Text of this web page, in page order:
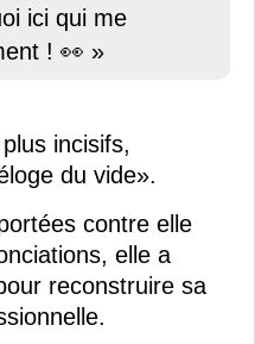
ici qui me
! 👀 »
incisifs,
du vide».
contre elle
elle a
reconstruire sa